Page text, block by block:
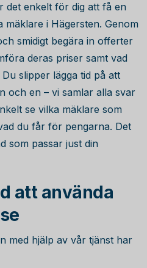
det enkelt för dig att få en
i Hägersten. Genom
smidigt begära in offerter
deras priser samt vad
slipper lägga tid på att
och en – vi samlar alla svar
se vilka mäklare som
du får för pengarna. Det
som passar just din
att använda
med hjälp av vår tjänst har